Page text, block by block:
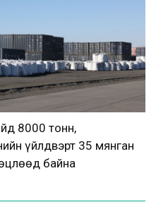
8000 тонн,
үйлдвэрт 35 мянган
байна